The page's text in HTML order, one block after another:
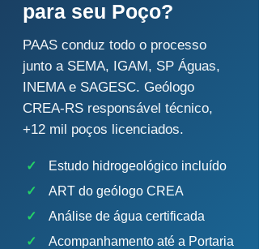
para seu Poço?
PAAS conduz todo o processo
junto a SEMA, IGAM, SP Águas,
INEMA e SAGESC. Geólogo
CREA-RS responsável técnico,
+12 mil poços licenciados.
✓
Estudo hidrogeológico incluído
✓
ART do geólogo CREA
✓
Análise de água certificada
✓
Acompanhamento até a Portaria